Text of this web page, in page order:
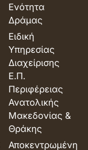
Ενότητα
Δράμας
Ειδική
Υπηρεσίας
Διαχείρισης
Ε.Π.
Περιφέρειας
Ανατολικής
Μακεδονίας &
Θράκης
Αποκεντρωμένη